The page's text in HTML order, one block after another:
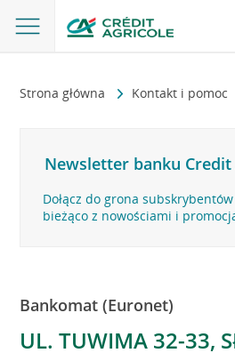
Strona główna Kontakt i pomoc
Newsletter banku
Dołącz do grona
bieżąco z nowościami i
Bankomat (Euronet)
UL. TUWIMA 32-33,